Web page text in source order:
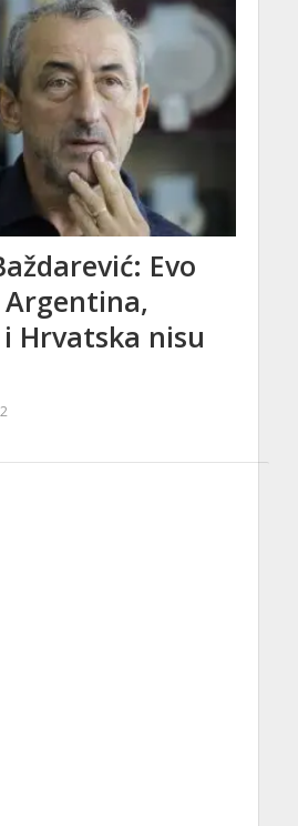
Evo
Argentina,
Hrvatska nisu